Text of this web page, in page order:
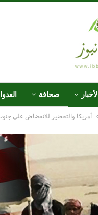
الأخبار صحافة
أمريكا والتحضير للانقضاض على